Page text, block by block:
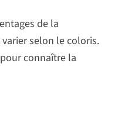
de la
selon le coloris.
connaître la